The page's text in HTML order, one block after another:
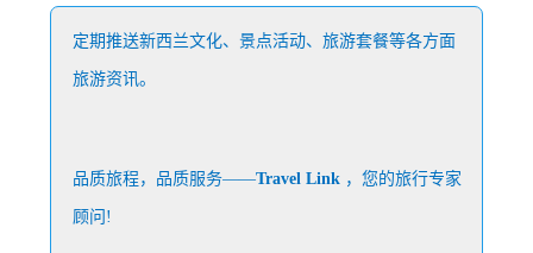
定期推送新西兰文化、景点活动、旅游套餐等各方面
旅游资讯。
品质旅程，品质服务——Travel Link，您的旅行专家
顾问!